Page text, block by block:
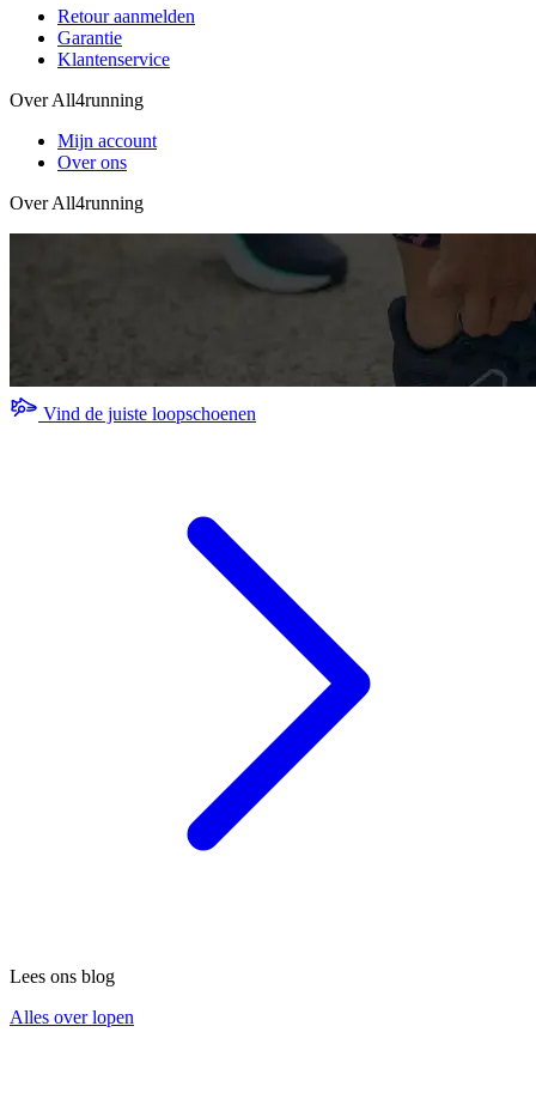
Retour aanmelden
Garantie
Klantenservice
Over All4running
Mijn account
Over ons
Over All4running
Vind de juiste loopschoenen
Lees ons blog
Alles over lopen